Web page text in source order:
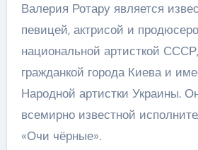
Валерия Ротару является
певицей, актрисой и
национальной артисткой
гражданкой города Киева и
Народной артистки Украины.
всемирно известной
«Очи чёрные».